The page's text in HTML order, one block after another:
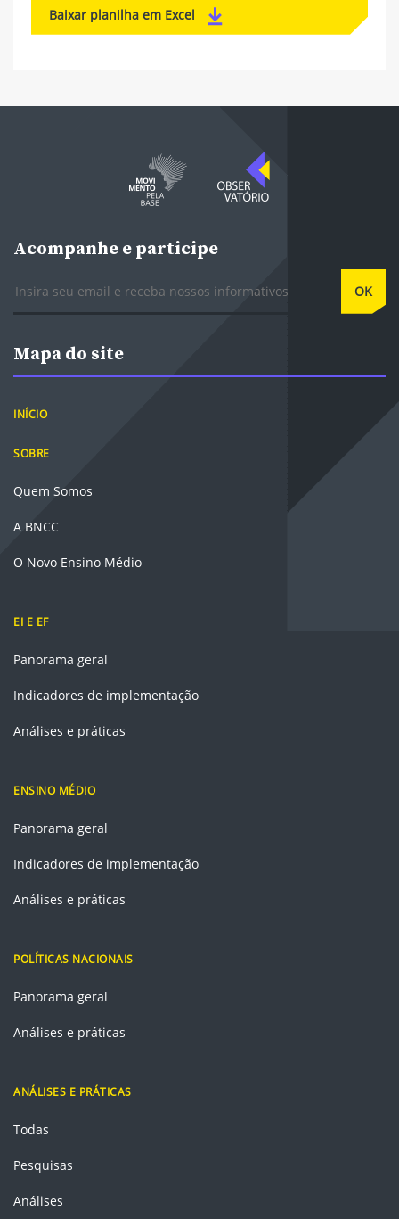
Baixar planilha em Excel
Acompanhe e participe
OK
Mapa do site
INÍCIO
SOBRE
Quem Somos
A BNCC
O Novo Ensino Médio
EI E EF
Panorama geral
Indicadores de implementação
Análises e práticas
ENSINO MÉDIO
Panorama geral
Indicadores de implementação
Análises e práticas
POLÍTICAS NACIONAIS
Panorama geral
Análises e práticas
ANÁLISES E PRÁTICAS
Todas
Pesquisas
Análises